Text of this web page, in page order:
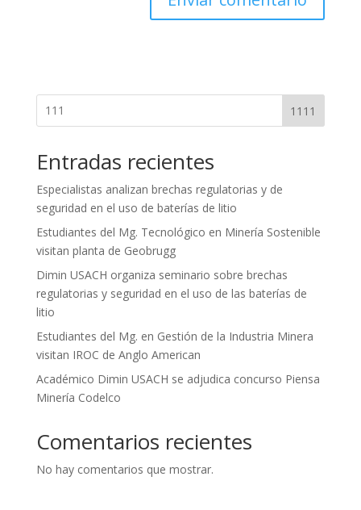
1111
Entradas recientes
Especialistas analizan brechas regulatorias y de
seguridad en el uso de baterías de litio
Estudiantes del Mg. Tecnológico en Minería Sostenible
visitan planta de Geobrugg
Dimin USACH organiza seminario sobre brechas
regulatorias y seguridad en el uso de las baterías de
litio
Estudiantes del Mg. en Gestión de la Industria Minera
visitan IROC de Anglo American
Académico Dimin USACH se adjudica concurso Piensa
Minería Codelco
Comentarios recientes
No hay comentarios que mostrar.